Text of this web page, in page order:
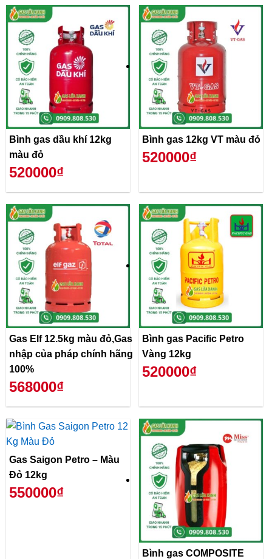
Bình gas dầu khí 12kg
màu đỏ
520000₫
Bình gas 12kg VT màu đỏ
520000₫
Gas Elf 12.5kg màu đỏ,Gas
nhập của pháp chính hãng
100%
568000₫
Bình gas Pacific Petro
Vàng 12kg
520000₫
Gas Saigon Petro – Màu
Đỏ 12kg
550000₫
Bình gas COMPOSITE